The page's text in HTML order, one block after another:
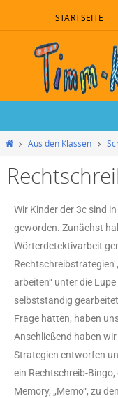
STARTSEITE
Aus den Klassen
Wir Kinder der 3c sind
geworden. Zunächst
Wörterdetektivarbeit
Rechtschreibstrategien
arbeiten“ unter die
selbstständig
Frage hatten, haben
Anschließend haben
Strategien entworfen
ein Rechtschreib-
Memory, „Memo“, zu